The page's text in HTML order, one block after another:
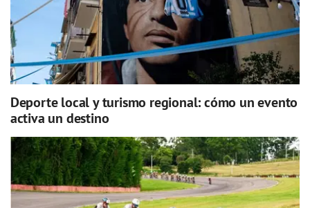
Deporte local y turismo regional: cómo un evento
activa un destino